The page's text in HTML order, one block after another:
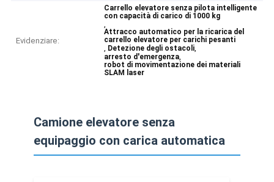
Evidenziare:
Carrello elevatore senza pilota intelligente
con capacità di carico di 1000 kg
,
Attracco automatico per la ricarica del
carrello elevatore per carichi pesanti
, Detezione degli ostacoli,
arresto d'emergenza,
robot di movimentazione dei materiali
SLAM laser
Camione elevatore senza
equipaggio con carica automatica